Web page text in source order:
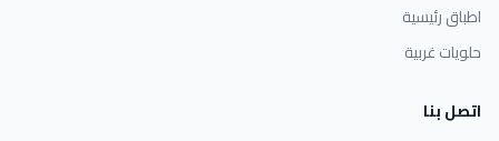
اطباق رئيسية
حلويات غربية
اتصل بنا